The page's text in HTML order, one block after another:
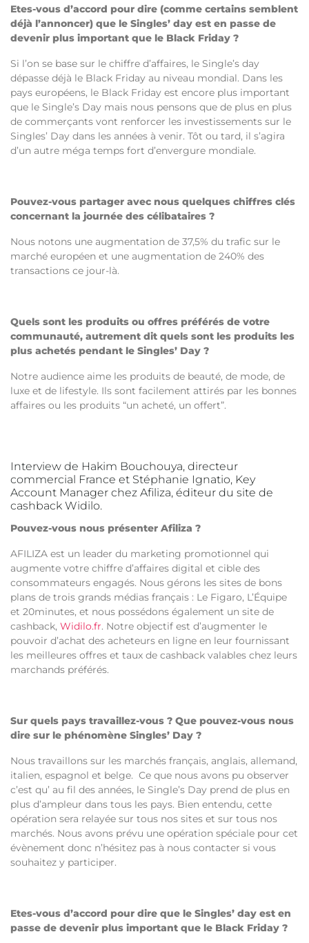
Etes-vous d’accord pour dire (comme certains semblent
déjà l’annoncer) que le Singles’ day est en passe de
devenir plus important que le Black Friday ?
Si l’on se base sur le chiffre d’affaires, le Single’s day
dépasse déjà le Black Friday au niveau mondial. Dans les
pays européens, le Black Friday est encore plus important
que le Single’s Day mais nous pensons que de plus en plus
de commerçants vont renforcer les investissements sur le
Singles’ Day dans les années à venir. Tôt ou tard, il s’agira
d’un autre méga temps fort d’envergure mondiale.
Pouvez-vous partager avec nous quelques chiffres clés
concernant la journée des célibataires ?
Nous notons une augmentation de 37,5% du trafic sur le
marché européen et une augmentation de 240% des
transactions ce jour-là.
Quels sont les produits ou offres préférés de votre
communauté, autrement dit quels sont les produits les
plus achetés pendant le Singles’ Day ?
Notre audience aime les produits de beauté, de mode, de
luxe et de lifestyle. Ils sont facilement attirés par les bonnes
affaires ou les produits “un acheté, un offert”.
Interview de Hakim Bouchouya, directeur
commercial France et Stéphanie Ignatio, Key
Account Manager chez Afiliza, éditeur du site de
cashback Widilo.
Pouvez-vous nous présenter Afiliza ?
AFILIZA est un leader du marketing promotionnel qui
augmente votre chiffre d’affaires digital et cible des
consommateurs engagés. Nous gérons les sites de bons
plans de trois grands médias français : Le Figaro, L’Équipe
et 20minutes, et nous possédons également un site de
cashback, Widilo.fr. Notre objectif est d’augmenter le
pouvoir d’achat des acheteurs en ligne en leur fournissant
les meilleures offres et taux de cashback valables chez leurs
marchands préférés.
Sur quels pays travaillez-vous ? Que pouvez-vous nous
dire sur le phénomène Singles’ Day ?
Nous travaillons sur les marchés français, anglais, allemand,
italien, espagnol et belge. Ce que nous avons pu observer
c’est qu’ au fil des années, le Single’s Day prend de plus en
plus d’ampleur dans tous les pays. Bien entendu, cette
opération sera relayée sur tous nos sites et sur tous nos
marchés. Nous avons prévu une opération spéciale pour cet
évènement donc n’hésitez pas à nous contacter si vous
souhaitez y participer.
Etes-vous d’accord pour dire que le Singles’ day est en
passe de devenir plus important que le Black Friday ?